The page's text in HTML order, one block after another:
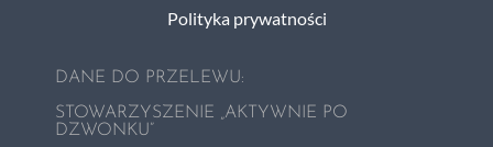
Dla dorosłych
Warsztaty dla szkół i przedszkoli
Polityka prywatności
DANE DO PRZELEWU:
STOWARZYSZENIE „AKTYWNIE PO
DZWONKU”